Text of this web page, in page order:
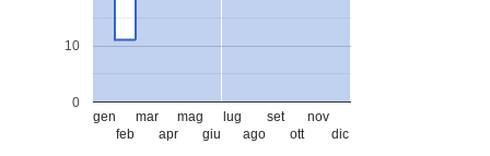
gen
feb
mar
apr
mag
giu
lug
ago
set
ott
nov
dic
0
10